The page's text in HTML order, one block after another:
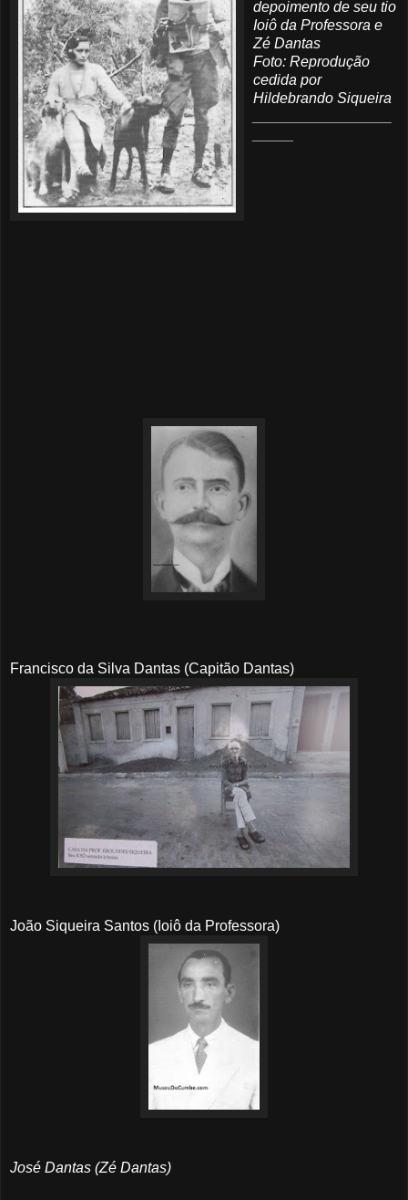
depoimento de seu tio
Ioiô da Professora e
Zé Dantas
Foto: Reprodução
cedida por
Hildebrando Siqueira
Francisco da Silva Dantas (Capitão Dantas)
João Siqueira Santos (Ioiô da Professora)
José Dantas (Zé Dantas)